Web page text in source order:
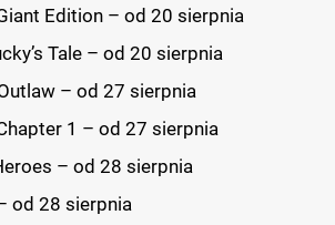
Edition – od 20 sierpnia
Tale – od 20 sierpnia
– od 27 sierpnia
1 – od 27 sierpnia
– od 28 sierpnia
od 28 sierpnia